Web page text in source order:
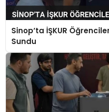
Sinop’ta İŞKUR
Sundu